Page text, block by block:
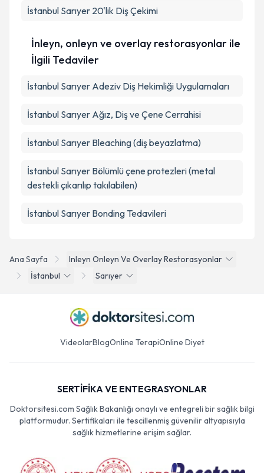
Ana Sayfa
Inleyn Onleyn Ve Overlay Restorasyonlar
İstanbul
Sarıyer
İstanbul Sarıyer 20'lik Diş Çekimi
İnleyn, onleyn ve overlay restorasyonlar ile
İlgili Tedaviler
İstanbul Sarıyer Adeziv Diş Hekimliği Uygulamaları
İstanbul Sarıyer Ağız, Diş ve Çene Cerrahisi
İstanbul Sarıyer Bleaching (diş beyazlatma)
İstanbul Sarıyer Bölümlü çene protezleri (metal
destekli çıkarılıp takılabilen)
İstanbul Sarıyer Bonding Tedavileri
VideolarBlogOnline TerapiOnline Diyet
SERTİFİKA VE ENTEGRASYONLAR
Doktorsitesi.com Sağlık Bakanlığı onaylı ve entegreli bir sağlık bilgi
platformudur. Sertifikaları ile tescillenmiş güvenilir altyapısıyla
sağlık hizmetlerine erişim sağlar.